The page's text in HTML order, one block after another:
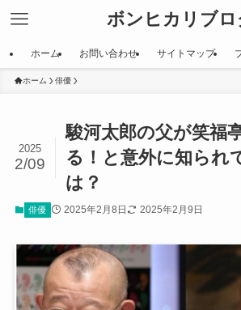
ボンヒカリブロ
ホーム お問い合わせ サイトマップ
ホーム 俳優
駿河太郎の父が笑福
る！と意外に知られ
は？
2025
2/09
俳優 2025年2月8日 2025年2月9日